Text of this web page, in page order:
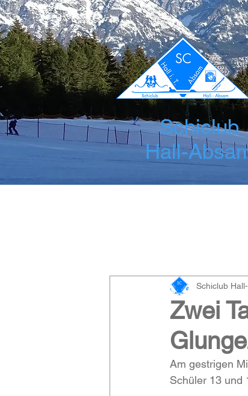
Schiclub
Hall-
Zwei
Schiclub
Am gestrigen
Schüler 13 und